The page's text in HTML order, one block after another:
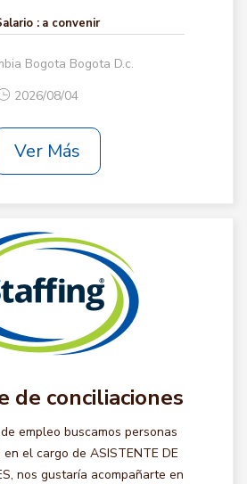
: a convenir
Bogota Bogota D.c.
2026/08/04
Ver Más
de conciliaciones
empleo buscamos personas
el cargo de ASISTENTE DE
nos gustaría acompañarte en